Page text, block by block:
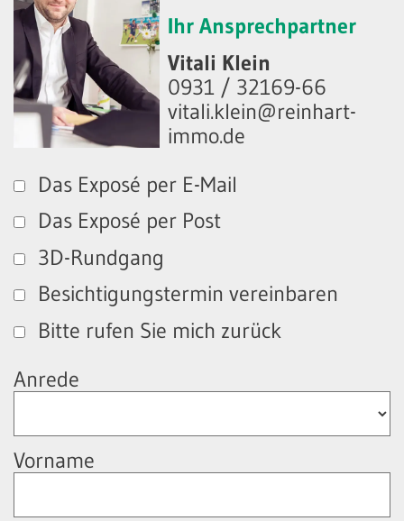
Ihr Ansprechpartner
Vitali Klein
0931 / 32169-66
vitali.klein@reinhart-
immo.de
Das Exposé per E-Mail
Das Exposé per Post
3D-Rundgang
Besichtigungstermin vereinbaren
Bitte rufen Sie mich zurück
Anrede
Vorname